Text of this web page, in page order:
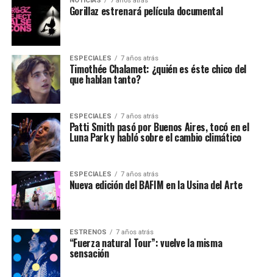
Gorillaz estrenará película documental
ESPECIALES 7 años atrás
Timothée Chalamet: ¿quién es éste chico del
que hablan tanto?
ESPECIALES 7 años atrás
Patti Smith pasó por Buenos Aires, tocó en el
Luna Park y habló sobre el cambio climático
ESPECIALES 7 años atrás
Nueva edición del BAFIM en la Usina del Arte
ESTRENOS 7 años atrás
“Fuerza natural Tour”: vuelve la misma
sensación